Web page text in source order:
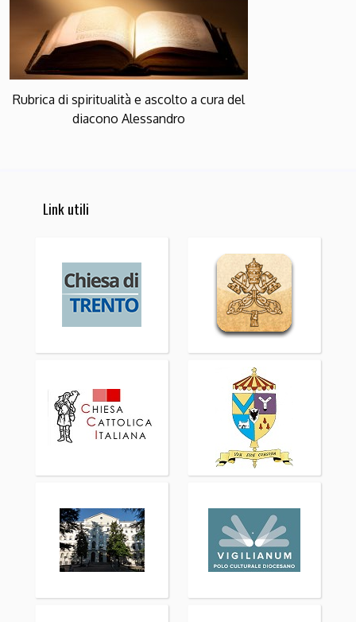
Rubrica di spiritualità e ascolto a cura del
diacono Alessandro
Link utili